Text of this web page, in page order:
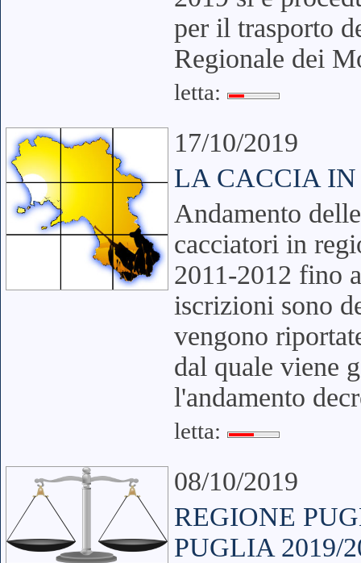
per il trasporto
Regionale dei
letta:
17/10/2019
LA CACCIA
Andamento
cacciatori in
2011-2012 fino
iscrizioni sono
vengono
dal quale viene
l'andamento
letta:
08/10/2019
REGIONE
PUGLIA 2019/